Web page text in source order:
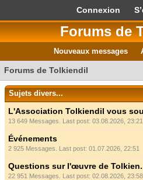
Connexion
Forums de
Nouveaux messages
Forums de Tolkiendil
Sujets divers...
L'Association Tolkiendil vous
13 649 Messages. Last post: 03.08.2026, 23:21
Événements
2 925 Messages. Last post: 01.07.2026, 22:51
Questions sur l'œuvre de
22 951 Messages. Last post: 02.08.2026, 23:58